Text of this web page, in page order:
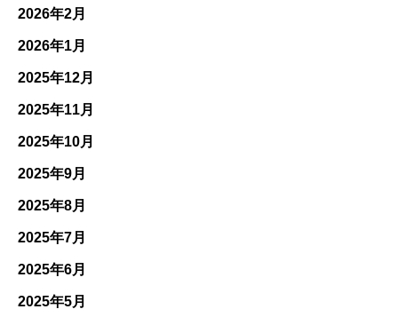
2026年2月
2026年1月
2025年12月
2025年11月
2025年10月
2025年9月
2025年8月
2025年7月
2025年6月
2025年5月